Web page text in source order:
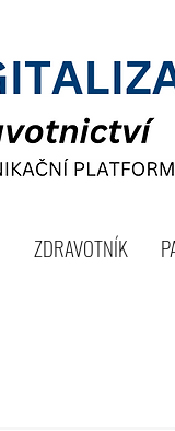
ZDRAVOTNÍK